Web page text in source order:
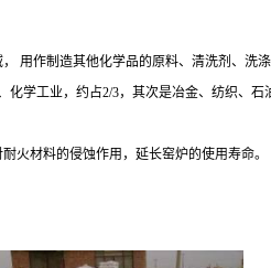
用作制造其他化学品的原料、清洗剂、洗
学工业，约占2/3，其次是冶金、纺织、石
火材料的侵蚀作用，延长窑炉的使用寿命。